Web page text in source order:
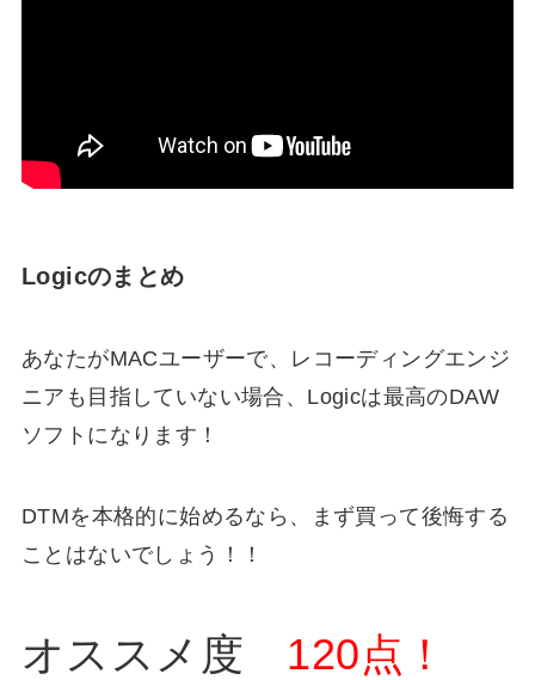
Logicのまとめ
あなたがMACユーザーで、レコーディングエンジ
ニアも目指していない場合、Logicは最高のDAW
ソフトになります！
DTMを本格的に始めるなら、まず買って後悔する
ことはないでしょう！！
オススメ度 120点！